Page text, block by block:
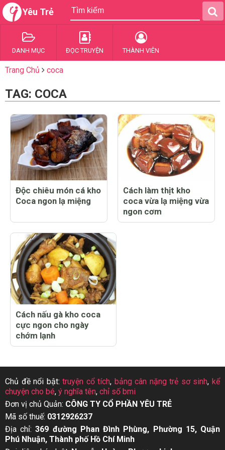
Yêu Trẻ
DANH MỤC ĐỌC TRUYỆN THÀNH VIÊN
Trang Chủ coca
TAG: COCA
Độc chiêu món cá kho
Coca ngon lạ miệng
Cách làm thịt kho
coca vừa lạ miệng vừa
ngon cơm
Cách nấu gà kho coca
cực ngon cho ngày
chớm lạnh
Chủ đề nổi bật:truyện cổ tích, bảng cân nặng trẻ sơ sinh, kể
chuyện cho bé, ý nghĩa tên, chỉ số bmi
Đơn vị chủ Quản: CÔNG TY CỔ PHẦN YÊU TRẺ
Mã số thuế: 0312926237
Địa chỉ:369 đường Phan Đình Phùng, Phường 15, Quận
Phú Nhuận, Thành phố Hồ Chí Minh